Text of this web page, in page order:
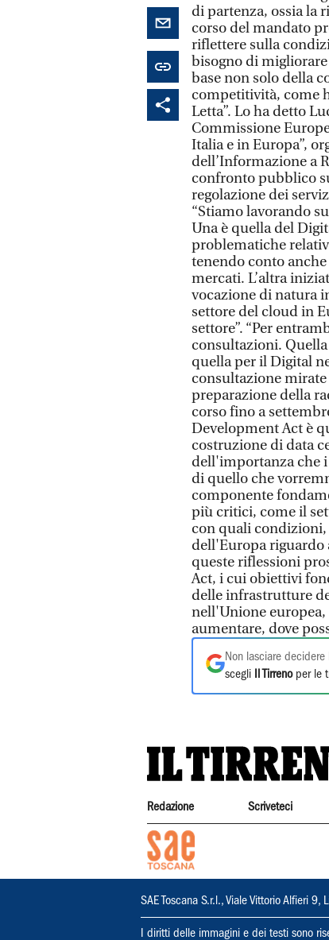
di partenza, ossia la
corso del mandato
riflettere sulla
bisogno di
base non solo della
competitività, come
Letta”. Lo ha detto
Commissione
Italia e in Europa”,
dell’Informazione a
confronto pubblico
regolazione dei
“Stiamo lavorando
Una è quella del
problematiche
tenendo conto
mercati. L’altra
vocazione di natura
settore del cloud in
settore”. “Per
consultazioni.
quella per il Digital
consultazione
preparazione della
corso fino a
Development Act è
costruzione di data
dell'importanza che i
di quello che
componente
più critici, come il
con quali
dell'Europa riguardo
queste riflessioni
Act, i cui obiettivi
delle infrastrutture
nell'Unione
aumentare, dove
Non lasciare decidere
scegli
Il Tirrenoper le
Redazione Scriveteci
SAE Toscana S.r.l., Viale Vittorio Alfieri
I diritti delle immagini e dei testi sono